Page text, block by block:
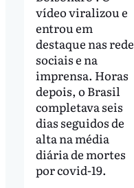
vídeo viralizou e
entrou em
destaque nas
sociais e na
imprensa. Horas
depois, o Brasil
completava seis
dias seguidos de
alta na média
diária de mortes
por covid-19.